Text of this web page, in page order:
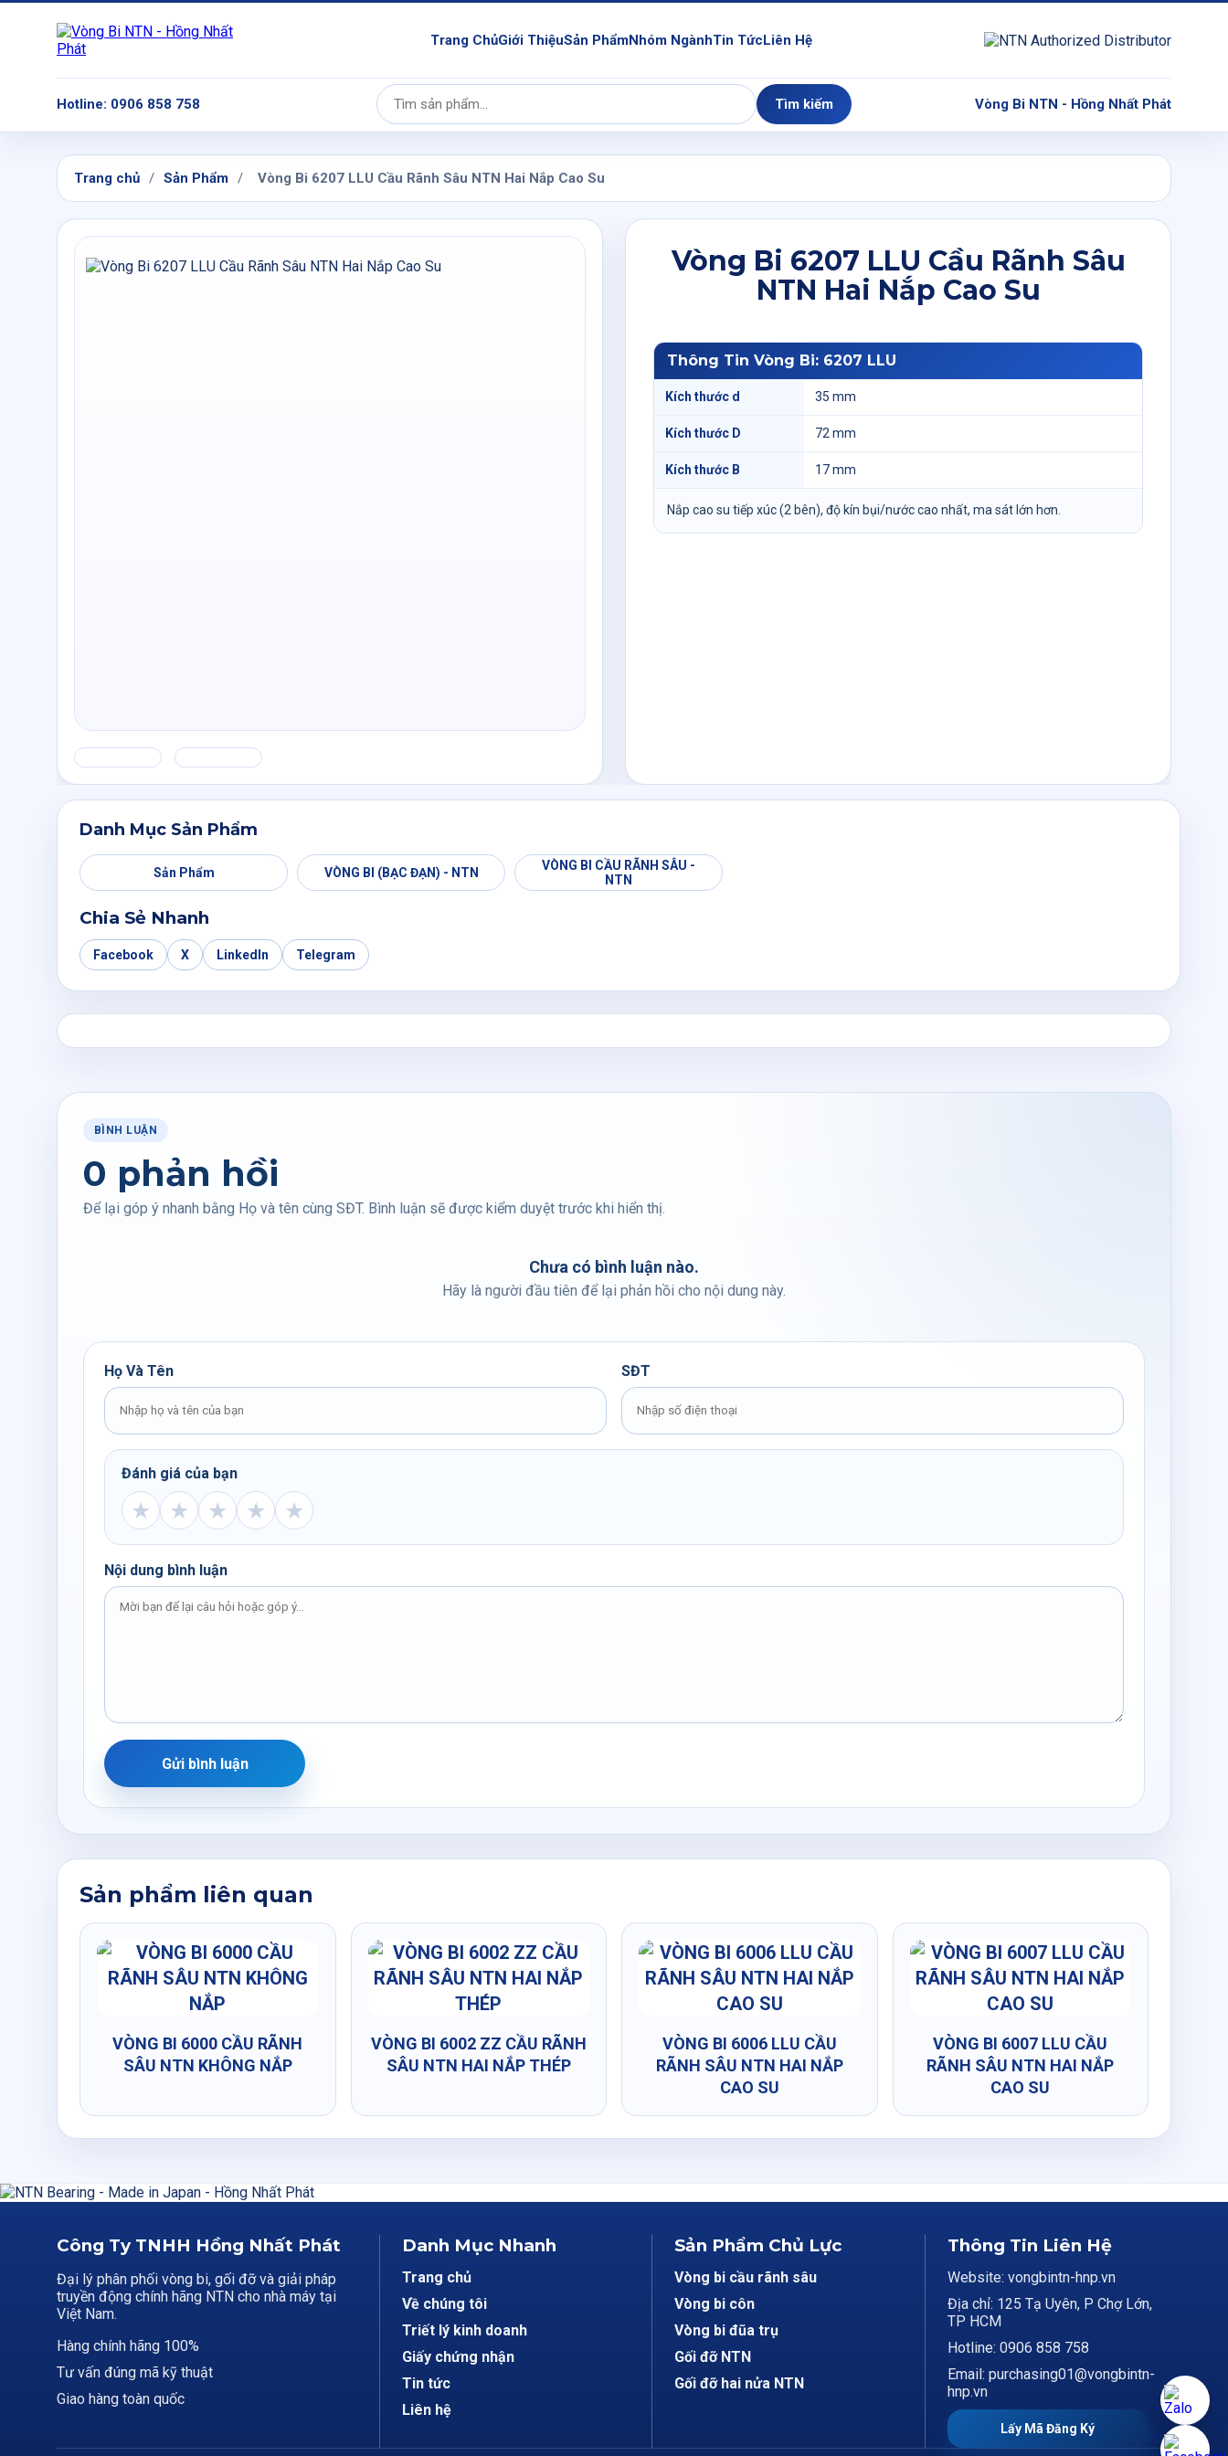
Trang ChủGiới ThiệuSản PhẩmNhóm NgànhTin TứcLiên Hệ
Hotline: 0906 858 758
Tìm
kiếm:
Tìm kiếm Vòng Bi NTN - Hồng Nhất Phát
Trang chủ / Sản Phẩm / Vòng Bi 6207 LLU Cầu Rãnh Sâu NTN Hai Nắp Cao Su
Vòng Bi 6207 LLU Cầu Rãnh Sâu
NTN Hai Nắp Cao Su
Thông Tin Vòng Bi: 6207 LLU
Kích thước d 35 mm
Kích thước D 72 mm
Kích thước B 17 mm
Nắp cao su tiếp xúc (2 bên), độ kín bụi/nước cao nhất, ma sát lớn hơn.
Danh Mục Sản Phẩm
Sản Phẩm VÒNG BI (BẠC ĐẠN) - NTN
VÒNG BI CẦU RÃNH SÂU -
NTN
Chia Sẻ Nhanh
Facebook X LinkedIn Telegram
BÌNH LUẬN
0 phản hồi
Để lại góp ý nhanh bằng Họ và tên cùng SĐT. Bình luận sẽ được kiểm duyệt trước khi hiển thị.
Chưa có bình luận nào.
Hãy là người đầu tiên để lại phản hồi cho nội dung này.
Họ Và Tên SĐT
Đánh giá của bạn
★ ★ ★ ★ ★
Nội dung bình luận
Gửi bình luận
Sản phẩm liên quan
VÒNG BI 6000 CẦU RÃNH
SÂU NTN KHÔNG NẮP
VÒNG BI 6002 ZZ CẦU RÃNH
SÂU NTN HAI NẮP THÉP
VÒNG BI 6006 LLU CẦU
RÃNH SÂU NTN HAI NẮP
CAO SU
VÒNG BI 6007 LLU CẦU
RÃNH SÂU NTN HAI NẮP
CAO SU
Công Ty TNHH Hồng Nhất Phát
Đại lý phân phối vòng bi, gối đỡ và giải pháp
truyền động chính hãng NTN cho nhà máy tại
Việt Nam.
Hàng chính hãng 100%
Tư vấn đúng mã kỹ thuật
Giao hàng toàn quốc
Danh Mục Nhanh
Trang chủ
Về chúng tôi
Triết lý kinh doanh
Giấy chứng nhận
Tin tức
Liên hệ
Sản Phẩm Chủ Lực
Vòng bi cầu rãnh sâu
Vòng bi côn
Vòng bi đũa trụ
Gối đỡ NTN
Gối đỡ hai nửa NTN
Thông Tin Liên Hệ
Website: vongbintn-hnp.vn
Địa chỉ: 125 Tạ Uyên, P Chợ Lớn,
TP HCM
Hotline: 0906 858 758
Email: purchasing01@vongbintn-
hnp.vn
Lấy Mã Đăng Ký